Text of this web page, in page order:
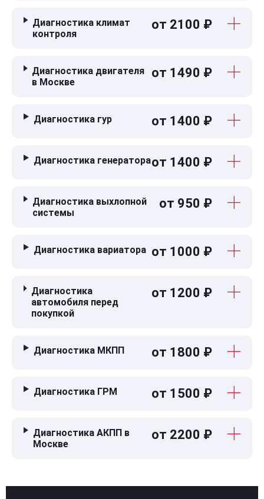
Диагностика климат
контроля
от 2100 ₽
Диагностика двигателя
в Москве
от 1490 ₽
Диагностика гур от 1400 ₽
Диагностика генератораот 1400 ₽
Диагностика выхлопной
системы
от 950 ₽
Диагностика вариатора от 1000 ₽
Диагностика
автомобиля перед
покупкой
от 1200 ₽
Диагностика МКПП от 1800 ₽
Диагностика ГРМ от 1500 ₽
Диагностика АКПП в
Москве
от 2200 ₽